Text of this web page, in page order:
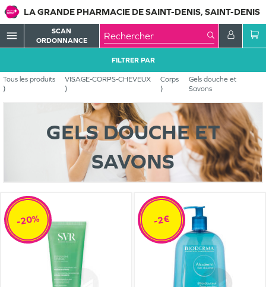
LA GRANDE PHARMACIE DE SAINT-DENIS, SAINT-DENIS
menu
SCAN
ORDONNANCE
Tous les produits VISAGE-CORPS-CHEVEUX Corps
Gels douche et
Savons
FILTRER PAR
GELS DOUCHE ET
SAVONS
-20% -2€